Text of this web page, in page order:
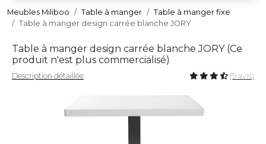
Meubles Miliboo Table à manger
Table à manger fixe
Table à manger design carrée blanche JORY
Table à manger design carrée blanche JORY (Ce
produit n'est plus commercialisé)
Description détaillée (9 avis)